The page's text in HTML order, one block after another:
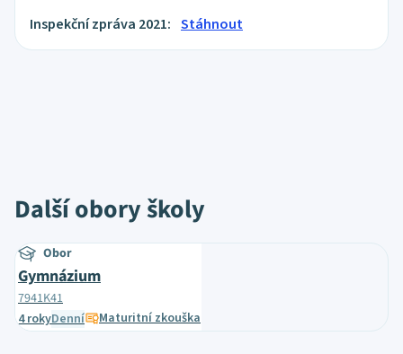
Inspekční zpráva 2021: Stáhnout
Další obory školy
Obor
Gymnázium
7941K41
4 rokyDenní Maturitní zkouška